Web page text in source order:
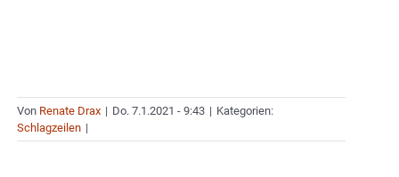
Von Renate Drax | Do. 7.1.2021 - 9:43 | Kategorien:
Schlagzeilen |